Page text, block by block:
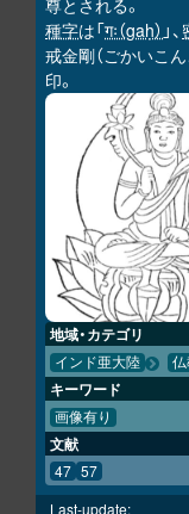
尊とされる。
種字は「गः（gaḥ） 」、
戒金剛（ごかいこん
印。
地域・カテゴリ
インド亜大陸
キーワード
画像有り
文献
47 57
Last-update: